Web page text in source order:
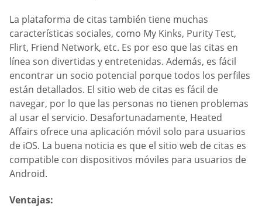
La plataforma de citas también tiene muchas
características sociales, como My Kinks, Purity Test,
Flirt, Friend Network, etc. Es por eso que las citas en
línea son divertidas y entretenidas. Además, es fácil
encontrar un socio potencial porque todos los perfiles
están detallados. El sitio web de citas es fácil de
navegar, por lo que las personas no tienen problemas
al usar el servicio. Desafortunadamente, Heated
Affairs ofrece una aplicación móvil solo para usuarios
de iOS. La buena noticia es que el sitio web de citas es
compatible con dispositivos móviles para usuarios de
Android.
Ventajas: